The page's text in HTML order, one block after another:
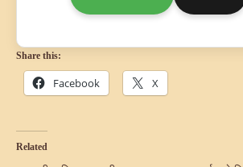
Share this:
Facebook X
Related